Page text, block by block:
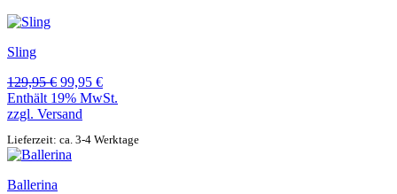
Sling
129,95€ Ursprünglicher
Preis
war:
99,95 €Aktueller
Preis
Enthält 19% MwSt.
zzgl. Versand
Lieferzeit: ca. 3-4 Werktage
Ballerina